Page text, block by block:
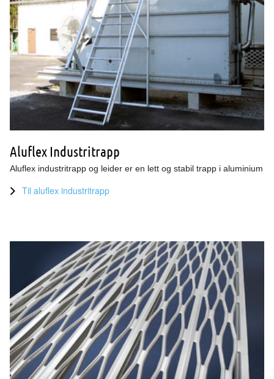
Aluflex Industritrapp
Aluflex industritrapp og leider er en lett og stabil trapp i aluminium
Til aluflex industritrapp